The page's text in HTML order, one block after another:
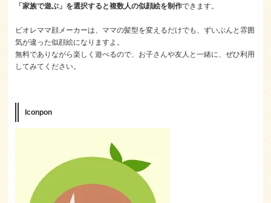
「家族で遊ぶ」を選択すると複数人の似顔絵を制作できます。
ビオレママ顔メーカーは、ママの髪型を変えるだけでも、ずいぶんと雰囲
気が違った似顔絵になりますよ。
無料でありながら楽しく遊べるので、お子さんや友人と一緒に、ぜひ利用
してみてください。
Iconpon